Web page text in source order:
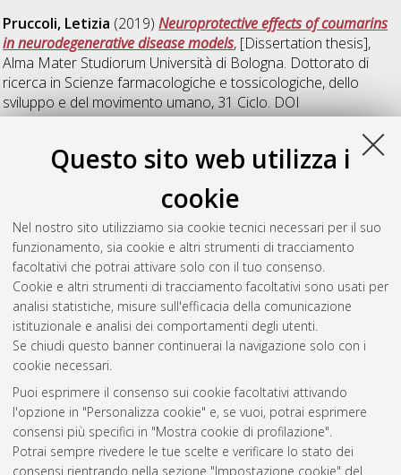
Questo sito web utilizza i
cookie
Nel nostro sito utilizziamo sia cookie tecnici necessari per il suo
funzionamento, sia cookie e altri strumenti di tracciamento
facoltativi che potrai attivare solo con il tuo consenso.
Cookie e altri strumenti di tracciamento facoltativi sono usati per
analisi statistiche, misure sull'efficacia della comunicazione
istituzionale e analisi dei comportamenti degli utenti.
Se chiudi questo banner continuerai la navigazione solo con i
cookie necessari.
Puoi esprimere il consenso sui cookie facoltativi attivando
l'opzione in "Personalizza cookie" e, se vuoi, potrai esprimere
consensi più specifici in "Mostra cookie di profilazione".
Potrai sempre rivedere le tue scelte e verificare lo stato dei
consensi rientrando nella sezione "Impostazione cookie" del
Pruccoli, Letizia (2019)Neuroprotective effects of coumarins
in neurodegenerative disease models, [Dissertation thesis],
Alma Mater Studiorum Università di Bologna. Dottorato di
ricerca in Scienze farmacologiche e tossicologiche, dello
sviluppo e del movimento umano, 31 Ciclo. DOI
10.48676/unibo/amsdottorato/8975.
Vaca Altamirano, Gabriela Liseth(2019)Targeting EphB1
Receptor in Cellular Models: Analysis of Signaling Pathways and
Cross-Talk with Opioid Receptors, [Dissertation thesis], Alma
Mater Studiorum Università di Bologna. Dottorato di ricerca in
Scienze biotecnologiche e farmaceutiche, 31 Ciclo. DOI
10.6092/unibo/amsdottorato/8958.
Questa lista e' stata generata il Wed Aug 5 20:31:59 2026
Atom
Rss 1.0
Rss 2.0